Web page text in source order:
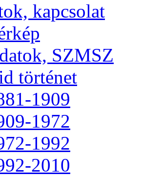
kap­cso­lat
SZMSZ
tör­té­net
1909
1972
1992
2010